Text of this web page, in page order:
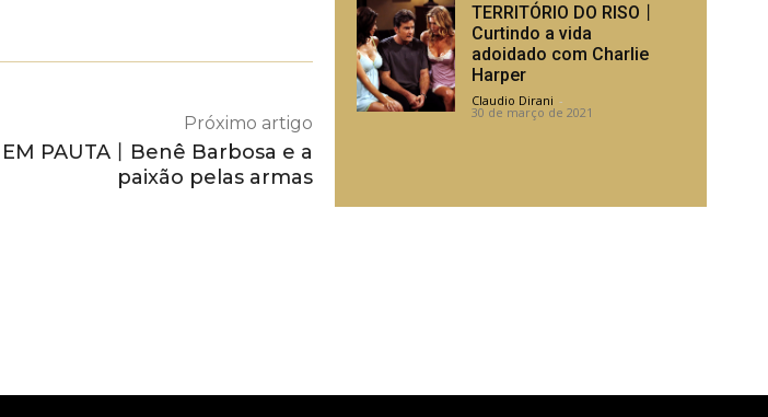
Próximo artigo
PAUTA丨Benê Barbosa e a
paixão pelas armas
TERRITÓRIO DO RISO丨
Curtindo a vida
adoidado com Charlie
Harper
Claudio Dirani -
30 de março de 2021